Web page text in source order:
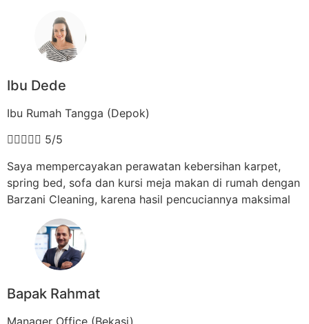
Ibu Dede
Ibu Rumah Tangga (Depok)
 5/5
Saya mempercayakan perawatan kebersihan karpet,
spring bed, sofa dan kursi meja makan di rumah dengan
Barzani Cleaning, karena hasil pencuciannya maksimal
Bapak Rahmat
Manager Office (Bekasi)